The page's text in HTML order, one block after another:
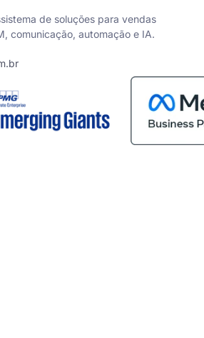
de soluções para vendas
comunicação, automação e IA.